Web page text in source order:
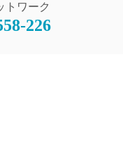
トワーク
226